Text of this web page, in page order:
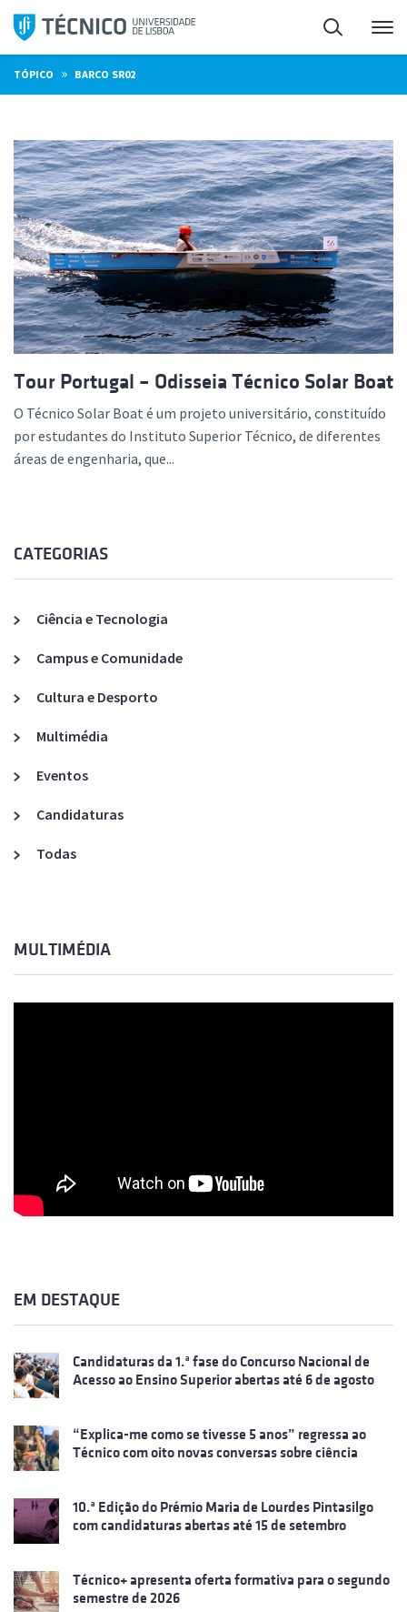
Saltar
para
o
conteúdo
Pesquisa
TÓPICO » BARCO SR02
Tour Portugal – Odisseia Técnico Solar Boat
O Técnico Solar Boat é um projeto universitário, constituído
por estudantes do Instituto Superior Técnico, de diferentes
áreas de engenharia, que...
CATEGORIAS
Ciência e Tecnologia
Campus e Comunidade
Cultura e Desporto
Multimédia
Eventos
Candidaturas
Todas
MULTIMÉDIA
EM DESTAQUE
Candidaturas da 1.ª fase do Concurso Nacional de
Acesso ao Ensino Superior abertas até 6 de agosto
“Explica-me como se tivesse 5 anos” regressa ao
Técnico com oito novas conversas sobre ciência
10.ª Edição do Prémio Maria de Lourdes Pintasilgo
com candidaturas abertas até 15 de setembro
Técnico+ apresenta oferta formativa para o segundo
semestre de 2026